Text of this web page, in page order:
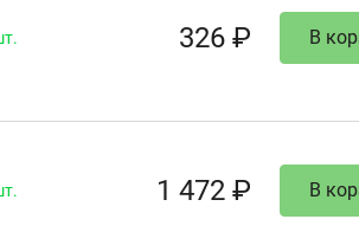
326 ₽ В
1 472 ₽ В